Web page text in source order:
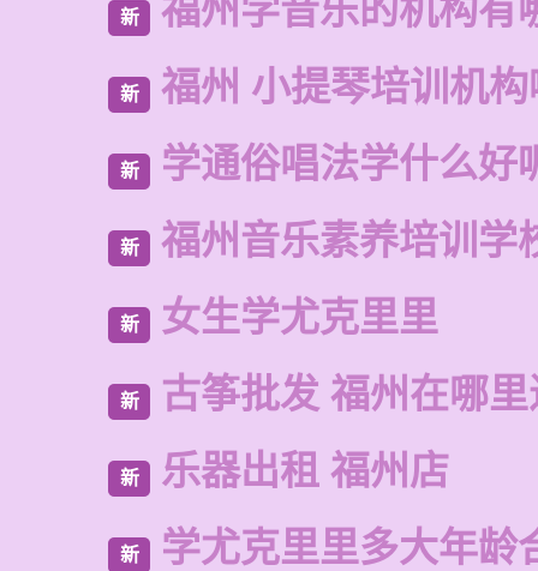
新 福州学音乐的机构有
新 福州 小提琴培训机
新 学通俗唱法学什么好
新 福州音乐素养培训学
新 女生学尤克里里
新 古筝批发 福州在哪
新 乐器出租 福州店
新 学尤克里里多大年龄